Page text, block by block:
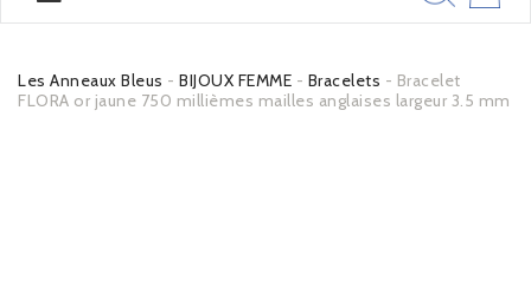
Les Anneaux Bleus BIJOUX FEMME Bracelets
Bracelet
FLORA or jaune 750 millièmes mailles anglaises largeur 3.5 mm